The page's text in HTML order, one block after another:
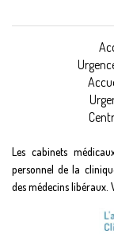
Les cabinets
personnel de la
des médecins libéraux.